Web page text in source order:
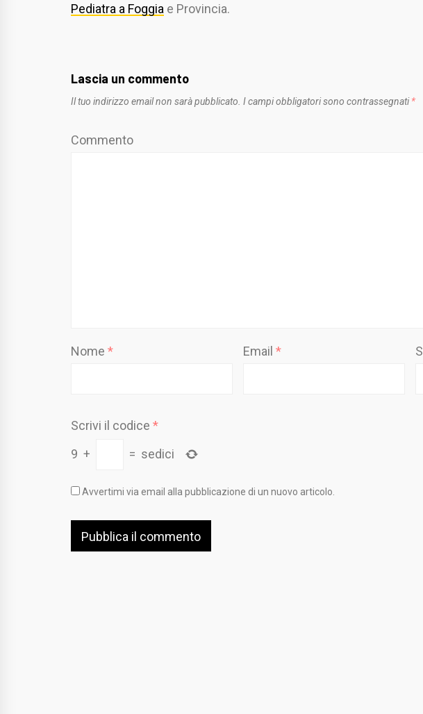
Pediatra a Foggia e Provincia.
Lascia un commento
Il tuo indirizzo email non sarà pubblicato. I campi obbligatori sono contrassegnati *
Commento
Nome * Email *
Scrivi il codice *
9 + = sedici
Avvertimi via email alla pubblicazione di un nuovo articolo.